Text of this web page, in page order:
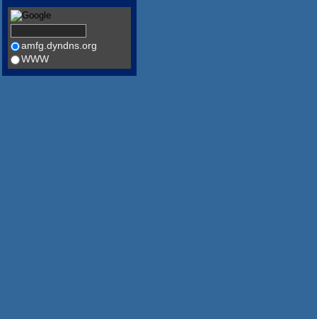
amfg.dyndns.org
WWW